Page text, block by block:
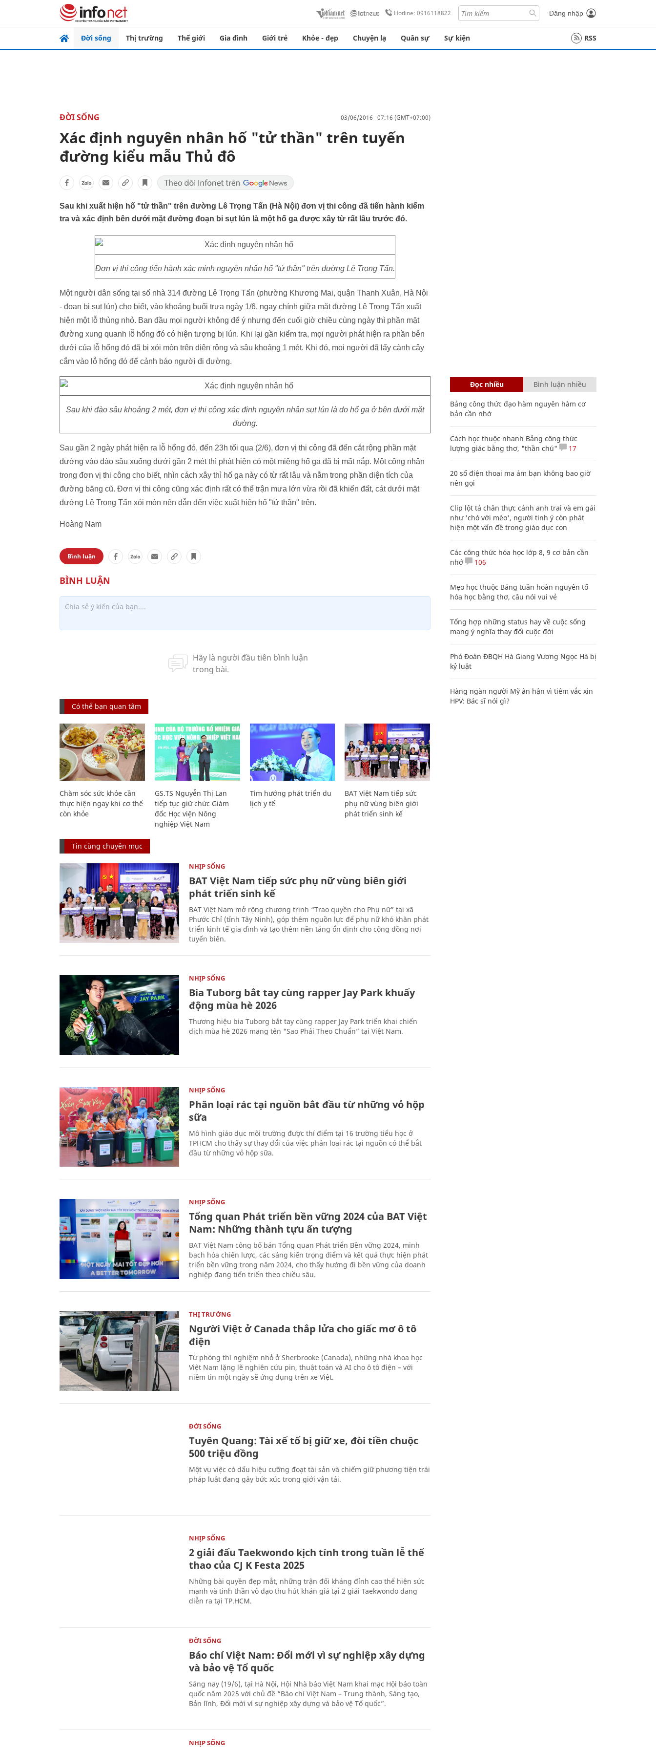
Hotline: 0916118822 Đăng nhập
Đời sống Thị trường Thế giới Gia đình Giới trẻ Khỏe - đẹp Chuyện lạ Quân sự Sự kiện RSS
ĐỜI SỐNG 03/06/2016 07:16 (GMT+07:00)
Xác định nguyên nhân hố "tử thần" trên tuyến
đường kiểu mẫu Thủ đô
Sau khi xuất hiện hố "tử thần" trên đường Lê Trọng Tấn (Hà Nội) đơn vị thi công đã tiến hành kiểm
tra và xác định bên dưới mặt đường đoạn bi sụt lún là một hố ga được xây từ rất lâu trước đó.
Đơn vị thi công tiến hành xác minh nguyên nhân hố "tử thần" trên đường Lê Trọng Tấn.
Một người dân sống tại số nhà 314 đường Lê Trọng Tấn (phường Khương Mai, quận Thanh Xuân, Hà Nội
- đoạn bị sụt lún) cho biết, vào khoảng buổi trưa ngày 1/6, ngay chính giữa mặt đường Lê Trọng Tấn xuất
hiện một lỗ thủng nhỏ. Ban đầu mọi người không để ý nhưng đến cuối giờ chiều cùng ngày thì phần mặt
đường xung quanh lỗ hổng đó có hiện tượng bị lún. Khi lại gần kiểm tra, mọi người phát hiện ra phần bên
dưới của lỗ hổng đó đã bị xói mòn trên diện rộng và sâu khoảng 1 mét. Khi đó, mọi người đã lấy cành cây
cắm vào lỗ hổng đó để cảnh báo người đi đường.
Sau khi đào sâu khoảng 2 mét, đơn vị thi công xác định nguyên nhân sụt lún là do hố ga ở bên dưới mặt
đường.
Sau gần 2 ngày phát hiện ra lỗ hổng đó, đến 23h tối qua (2/6), đơn vị thi công đã đến cắt rộng phần mặt
đường vào đào sâu xuống dưới gần 2 mét thì phát hiện có một miệng hố ga đã bị mất nắp. Một công nhân
trong đơn vị thi công cho biết, nhìn cách xây thì hố ga này có từ rất lâu và nằm trong phần diện tích của
đường băng cũ. Đơn vị thi công cũng xác định rất có thể trận mưa lớn vừa rồi đã khiến đất, cát dưới mặt
đường Lê Trọng Tấn xói mòn nên dẫn đến việc xuất hiện hố "tử thần" trên.
Hoàng Nam
Bình luận
Có thể bạn quan tâm
Chăm sóc sức khỏe cần
thực hiện ngay khi cơ thể
còn khỏe
GS.TS Nguyễn Thị Lan
tiếp tục giữ chức Giám
đốc Học viện Nông
nghiệp Việt Nam
Tìm hướng phát triển du
lịch y tế
BAT Việt Nam tiếp sức
phụ nữ vùng biên giới
phát triển sinh kế
Tin cùng chuyên mục
NHỊP SỐNG
BAT Việt Nam tiếp sức phụ nữ vùng biên giới
phát triển sinh kế
BAT Việt Nam mở rộng chương trình “Trao quyền cho Phụ nữ” tại xã
Phước Chỉ (tỉnh Tây Ninh), góp thêm nguồn lực để phụ nữ khó khăn phát
triển kinh tế gia đình và tạo thêm nền tảng ổn định cho cộng đồng nơi
tuyến biên.
NHỊP SỐNG
Bia Tuborg bắt tay cùng rapper Jay Park khuấy
động mùa hè 2026
Thương hiệu bia Tuborg bắt tay cùng rapper Jay Park triển khai chiến
dịch mùa hè 2026 mang tên "Sao Phải Theo Chuẩn” tại Việt Nam.
NHỊP SỐNG
Phân loại rác tại nguồn bắt đầu từ những vỏ hộp
sữa
Mô hình giáo dục môi trường được thí điểm tại 16 trường tiểu học ở
TPHCM cho thấy sự thay đổi của việc phân loại rác tại nguồn có thể bắt
đầu từ những vỏ hộp sữa.
NHỊP SỐNG
Tổng quan Phát triển bền vững 2024 của BAT Việt
Nam: Những thành tựu ấn tượng
BAT Việt Nam công bố bản Tổng quan Phát triển Bền vững 2024, minh
bạch hóa chiến lược, các sáng kiến trọng điểm và kết quả thực hiện phát
triển bền vững trong năm 2024, cho thấy hướng đi bền vững của doanh
nghiệp đang tiến triển theo chiều sâu.
THỊ TRƯỜNG
Người Việt ở Canada thắp lửa cho giấc mơ ô tô
điện
Từ phòng thí nghiệm nhỏ ở Sherbrooke (Canada), những nhà khoa học
Việt Nam lặng lẽ nghiên cứu pin, thuật toán và AI cho ô tô điện – với
niềm tin một ngày sẽ ứng dụng trên xe Việt.
ĐỜI SỐNG
Tuyên Quang: Tài xế tố bị giữ xe, đòi tiền chuộc
500 triệu đồng
Một vụ việc có dấu hiệu cưỡng đoạt tài sản và chiếm giữ phương tiện trái
pháp luật đang gây bức xúc trong giới vận tải.
NHỊP SỐNG
2 giải đấu Taekwondo kịch tính trong tuần lễ thể
thao của CJ K Festa 2025
Những bài quyền đẹp mắt, những trận đối kháng đỉnh cao thể hiện sức
mạnh và tinh thần võ đạo thu hút khán giả tại 2 giải Taekwondo đang
diễn ra tại TP.HCM.
ĐỜI SỐNG
Báo chí Việt Nam: Đổi mới vì sự nghiệp xây dựng
và bảo vệ Tổ quốc
Sáng nay (19/6), tại Hà Nội, Hội Nhà báo Việt Nam khai mạc Hội báo toàn
quốc năm 2025 với chủ đề “Báo chí Việt Nam – Trung thành, Sáng tạo,
Bản lĩnh, Đổi mới vì sự nghiệp xây dựng và bảo vệ Tổ quốc”.
NHỊP SỐNG
Đọc nhiều Bình luận nhiều
Bảng công thức đạo hàm nguyên hàm cơ
bản cần nhớ
Cách học thuộc nhanh Bảng công thức
lượng giác bằng thơ, "thần chú"
17
20 số điện thoại ma ám bạn không bao giờ
nên gọi
Clip lột tả chân thực cảnh anh trai và em gái
như 'chó với mèo', người tinh ý còn phát
hiện một vấn đề trong giáo dục con
Các công thức hóa học lớp 8, 9 cơ bản cần
nhớ
106
Mẹo học thuộc Bảng tuần hoàn nguyên tố
hóa học bằng thơ, câu nói vui vẻ
Tổng hợp những status hay về cuộc sống
mang ý nghĩa thay đổi cuộc đời
Phó Đoàn ĐBQH Hà Giang Vương Ngọc Hà bị
kỷ luật
Hàng ngàn người Mỹ ân hận vì tiêm vắc xin
HPV: Bác sĩ nói gì?